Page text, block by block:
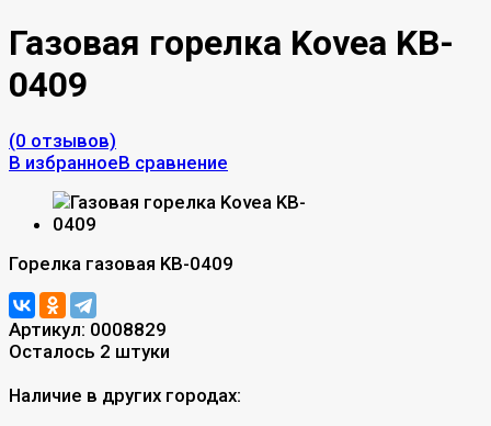
Газовая горелка Kovea KB-
0409
(0 отзывов)
В избранноеВ сравнение
Горелка газовая KB-0409
Артикул: 0008829
Осталось 2 штуки
Наличие в других городах: